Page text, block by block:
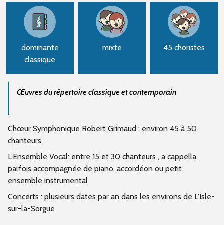
dominante
classique
mixte 45 choristes
Œuvres du répertoire classique et contemporain
Chœur Symphonique Robert Grimaud : environ 45 à 50
chanteurs
L’Ensemble Vocal: entre 15 et 30 chanteurs , a cappella,
parfois accompagnée de piano, accordéon ou petit
ensemble instrumental
Concerts : plusieurs dates par an dans les environs de L’Isle-
sur-la-Sorgue